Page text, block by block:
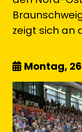
zeigt sich an
Montag,